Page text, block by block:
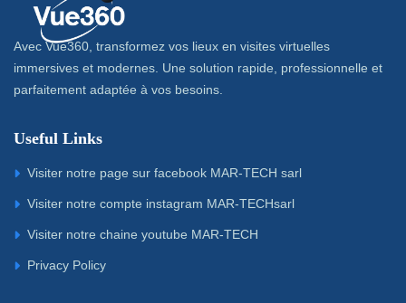
Avec Vue360, transformez vos lieux en visites virtuelles
immersives et modernes. Une solution rapide, professionnelle et
parfaitement adaptée à vos besoins.
Useful Links
Visiter notre page sur facebook MAR-TECH sarl
Visiter notre compte instagram MAR-TECHsarl
Visiter notre chaine youtube MAR-TECH
Privacy Policy